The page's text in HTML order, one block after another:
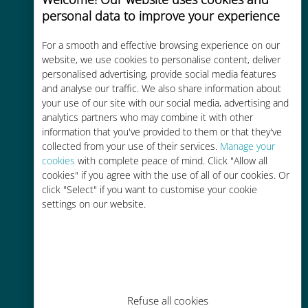
personal data to improve your experience
For a smooth and effective browsing experience on our
website, we use cookies to personalise content, deliver
personalised advertising, provide social media features
and analyse our traffic. We also share information about
your use of our site with our social media, advertising and
analytics partners who may combine it with other
information that you've provided to them or that they've
collected from your use of their services. Manage your
cookies with complete peace of mind. Click "Allow all
cookies" if you agree with the use of all of our cookies. Or
click "Select" if you want to customise your cookie
settings on our website.
Refuse all cookies
Mevcut operatörünüzle dolaşım
ücretlerinden %90'a kadar daha
ucuz
Kolay doldurma
Ubigi uygulaması aracılığıyla her